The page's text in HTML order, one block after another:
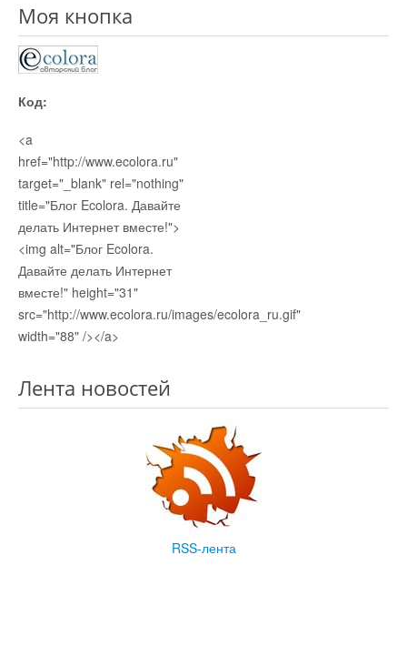
Моя кнопка
Код:
<a
href="http://www.ecolora.ru"
target="_blank" rel="nothing"
title="Блог Ecolora. Давайте
делать Интернет вместе!">
<img alt="Блог Ecolora.
Давайте делать Интернет
вместе!" height="31"
src="http://www.ecolora.ru/images/ecolora_ru.gif"
width="88" /></a>
Лента новостей
RSS-лента